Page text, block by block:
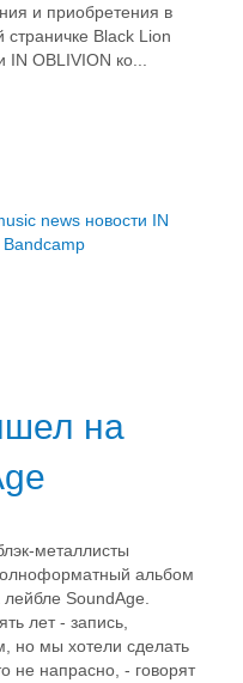
и приобретения в
Black Lion
OBLIVION ко...
news новости IN
Bandcamp
на
металлисты
альбом
SoundAge.
лет - запись,
но мы хотели сделать
не напрасно, - говорят